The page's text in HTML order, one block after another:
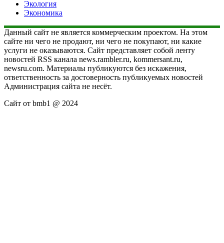
Экология
Экономика
Данный сайт не является коммерческим проектом. На этом
сайте ни чего не продают, ни чего не покупают, ни какие
услуги не оказываются. Сайт представляет собой ленту
новостей RSS канала news.rambler.ru, kommersant.ru,
newsru.com. Материалы публикуются без искажения,
ответственность за достоверность публикуемых новостей
Администрация сайта не несёт.
Сайт от bmb1 @ 2024